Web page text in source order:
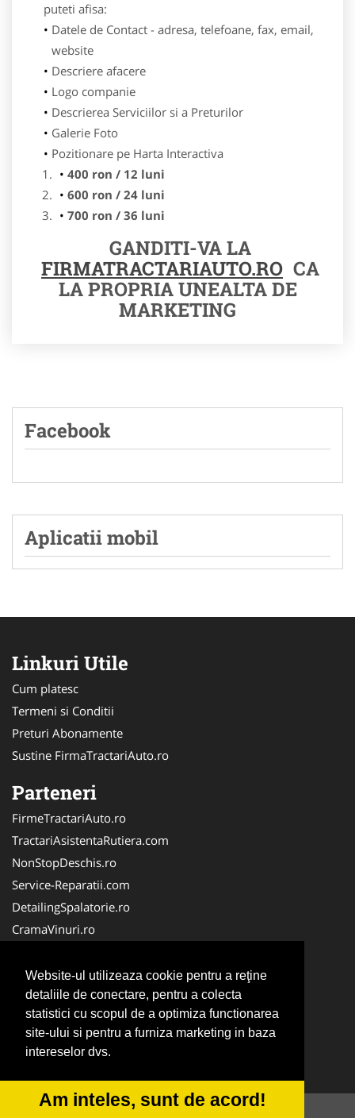
Website-ul utilizeaza cookie pentru a reţine
detaliile de conectare, pentru a colecta
statistici cu scopul de a optimiza functionarea
site-ului si pentru a furniza marketing in baza
intereselor dvs.
Am inteles, sunt de acord!
puteti afisa:
Datele de Contact - adresa, telefoane, fax, email,
website
Descriere afacere
Logo companie
Descrierea Serviciilor si a Preturilor
Galerie Foto
Pozitionare pe Harta Interactiva
400 ron / 12 luni
600 ron / 24 luni
700 ron / 36 luni
GANDITI-VA LA
FIRMATRACTARIAUTO.RO CA
LA PROPRIA UNEALTA DE
MARKETING
Facebook
Aplicatii mobil
Linkuri Utile
Cum platesc
Termeni si Conditii
Preturi Abonamente
Sustine FirmaTractariAuto.ro
Parteneri
FirmeTractariAuto.ro
TractariAsistentaRutiera.com
NonStopDeschis.ro
Service-Reparatii.com
DetailingSpalatorie.ro
CramaVinuri.ro
FirmaPieseAuto.ro
Anvelope-Sh.com
CentruInchirieri.ro
CuratareHota.com